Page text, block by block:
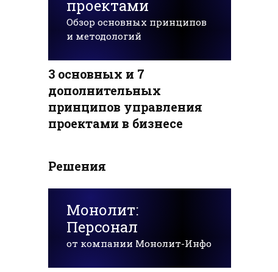
проектами
Обзор основных принципов
и методологий
3 основных и 7
дополнительных
принципов управления
проектами в бизнесе
Решения
Монолит:
Персонал
от компании Монолит-Инфо